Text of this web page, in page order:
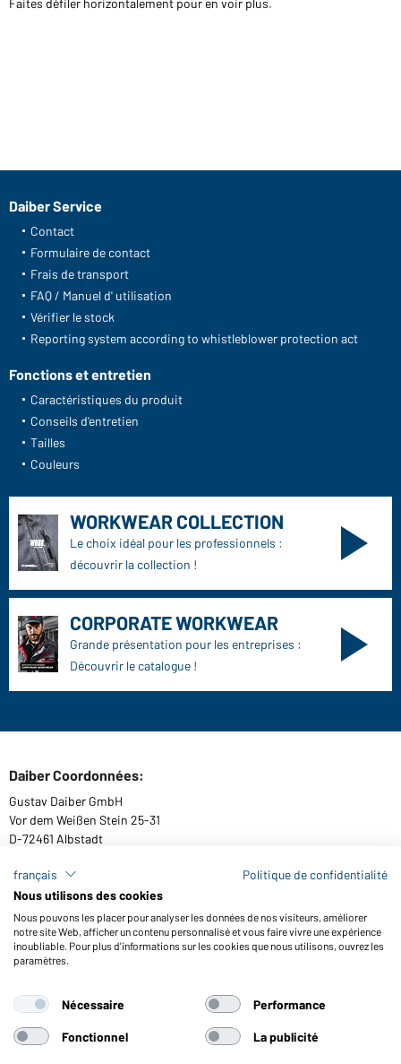
Daiber Service
Contact
Formulaire de contact
Frais de transport
FAQ / Manuel d' utilisation
Vérifier le stock
Reporting system according to whistleblower protection act
Fonctions et entretien
Caractéristiques du produit
Conseils d'entretien
Tailles
Couleurs
WORKWEAR COLLECTION
Le choix idéal pour les professionnels :
découvrir la collection !
CORPORATE WORKWEAR
Grande présentation pour les entreprises :
Découvrir le catalogue !
Daiber Coordonnées:
Gustav Daiber GmbH
Vor dem Weißen Stein 25-31
D-72461 Albstadt
Télécharger ou commander catalogues
Lien aux catalogues
Conditions générales
Mentions légales
Protection des données
Paramètre de cookies
Accessibilité
© 2026 Daiber
français
Politique de confidentialité
Nous utilisons des cookies
Nous pouvons les placer pour analyser les données de nos visiteurs, améliorer
notre site Web, afficher un contenu personnalisé et vous faire vivre une expérience
inoubliable. Pour plus d'informations sur les cookies que nous utilisons, ouvrez les
paramètres.
Nécessaire Performance
Fonctionnel La publicité